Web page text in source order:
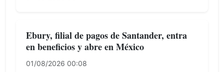
Ebury, filial de pagos de Santander, entra
en beneficios y abre en México
01/08/2026 00:08